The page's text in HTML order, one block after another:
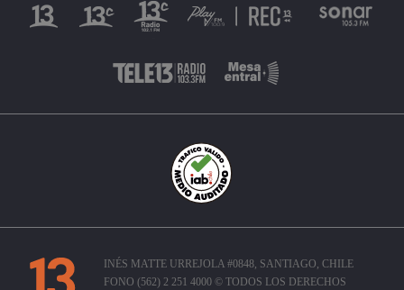
INÉS MATTE URREJOLA #0848, SANTIAGO, CHILE
FONO (562) 2 251 4000 © TODOS LOS DERECHOS